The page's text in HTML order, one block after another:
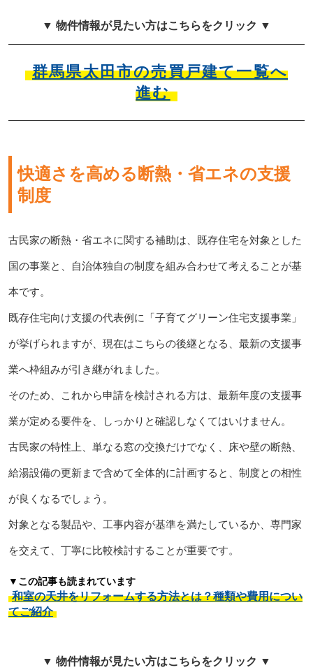
▼ 物件情報が見たい方はこちらをクリック ▼
群馬県太田市の売買戸建て一覧へ
進む
快適さを高める断熱・省エネの支援
制度
古民家の断熱・省エネに関する補助は、既存住宅を対象とした
国の事業と、自治体独自の制度を組み合わせて考えることが基
本です。
既存住宅向け支援の代表例に「子育てグリーン住宅支援事業」
が挙げられますが、現在はこちらの後継となる、最新の支援事
業へ枠組みが引き継がれました。
そのため、これから申請を検討される方は、最新年度の支援事
業が定める要件を、しっかりと確認しなくてはいけません。
古民家の特性上、単なる窓の交換だけでなく、床や壁の断熱、
給湯設備の更新まで含めて全体的に計画すると、制度との相性
が良くなるでしょう。
対象となる製品や、工事内容が基準を満たしているか、専門家
を交えて、丁寧に比較検討することが重要です。
▼この記事も読まれています
和室の天井をリフォームする方法とは？種類や費用につい
てご紹介
▼ 物件情報が見たい方はこちらをクリック ▼